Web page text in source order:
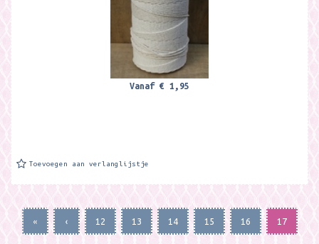
Vanaf € 1,95
Toevoegen aan verlanglijstje
« ‹ 12 13 14 15 16 17